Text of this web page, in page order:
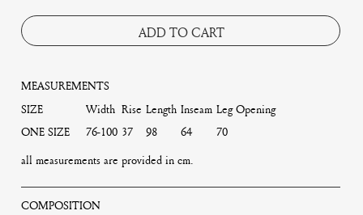
ADD TO CART
MEASUREMENTS
SIZE
Width Rise Length Inseam Leg Opening
ONE SIZE
76-100 37 98 64
70
all measurements are provided in cm.
COMPOSITION